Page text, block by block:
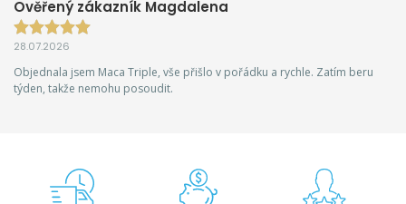
Ověřený zákazník Magdalena
28.07.2026
Objednala jsem Maca Triple, vše přišlo v pořádku a rychle. Zatím beru
týden, takže nemohu posoudit.